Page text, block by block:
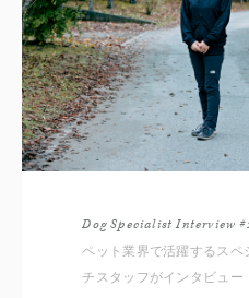
ペット業界で活躍するスペ
チスタッフがインタビュ